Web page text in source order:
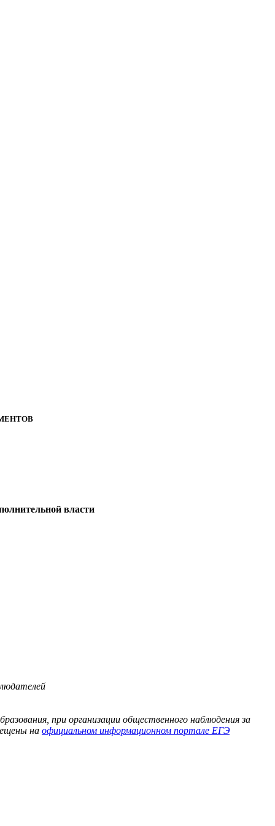
власти
при организации общественного наблюдения за
на официальном информационном портале ЕГЭ